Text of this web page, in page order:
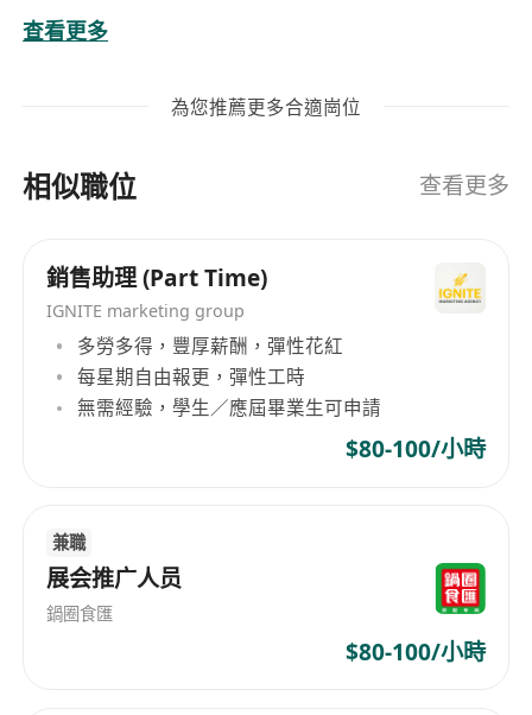
懂得廣東話，有基本英文和電腦操作能力
做事主動、有禮貌、有責任感
場地設施及陳列品，並於活動期間提供支援
整理貨品、補貨及協助倉庫物資管理
者優先考慮
想加入呢個團隊，記得點擊「立即申請」，傳送以
下資料給我們：
你的履歷（WORD 檔案）/ 最近的薪金 / 可到職日
查看更多
為您推薦更多合適崗位
相似職位 查看更多
銷售助理 (Part Time)
IGNITE marketing group
多勞多得，豐厚薪酬，彈性花紅
每星期自由報更，彈性工時
無需經驗，學生／應屆畢業生可申請
$80-100/小時
兼職
展会推广人员
鍋圈食匯
$80-100/小時